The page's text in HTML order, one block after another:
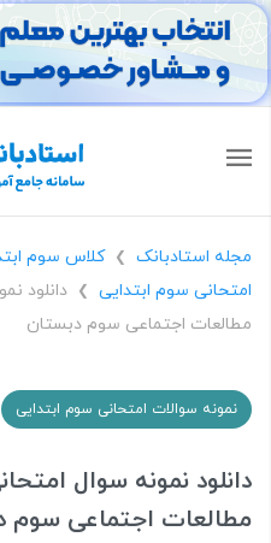
مجله استادبانک ❯ کلاس سوم
امتحانی سوم ابتدایی
❯
دانلود
مطالعات اجتماعی سوم دبستان
نمونه سوالات امتحانی سوم ابتدایی
دانلود نمونه سوال
مطالعات اجتماعی سوم